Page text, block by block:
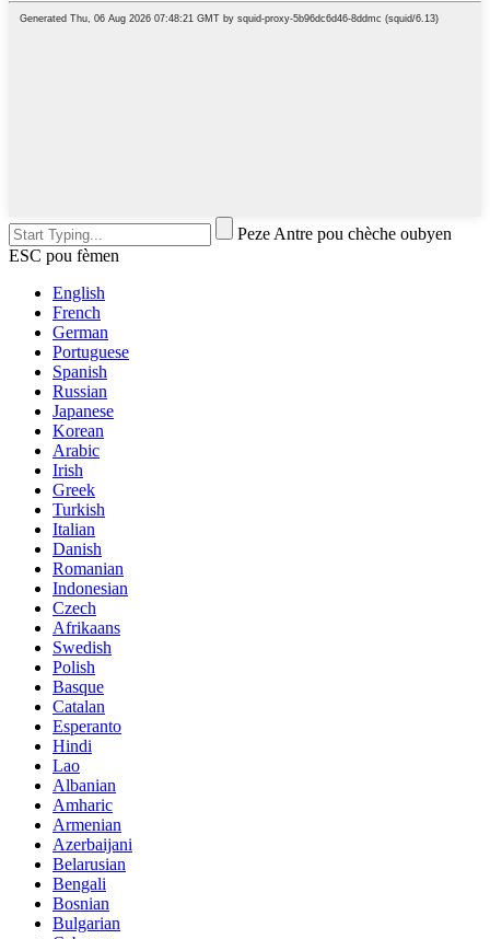
Peze Antre pou chèche oubyen
ESC pou fèmen
English
French
German
Portuguese
Spanish
Russian
Japanese
Korean
Arabic
Irish
Greek
Turkish
Italian
Danish
Romanian
Indonesian
Czech
Afrikaans
Swedish
Polish
Basque
Catalan
Esperanto
Hindi
Lao
Albanian
Amharic
Armenian
Azerbaijani
Belarusian
Bengali
Bosnian
Bulgarian